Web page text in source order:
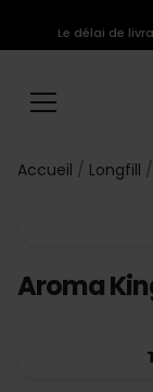
Le délai de
Accueil Longfill
Aroma